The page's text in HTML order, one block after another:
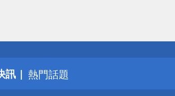
訊
詐騙網頁！請小心！
得獎公告
熱門話題
銀行優惠